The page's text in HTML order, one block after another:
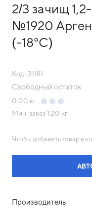
2/3 зачищ
№1920
(-18°С)
Код: 31181
Свободный остаток
0.00 кг
Мин. заказ 1.20 кг
Чтобы добавить товар в
Производитель